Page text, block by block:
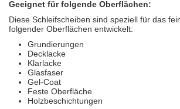
Geeignet für folgende Oberflächen:
Diese Schleifscheiben sind speziell für das
folgender Oberflächen entwickelt:
Grundierungen
Decklacke
Klarlacke
Glasfaser
Gel-Coat
Feste Oberfläche
Holzbeschichtungen